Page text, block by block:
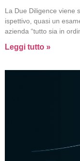
La Due Diligence viene
ispettivo, quasi un
azienda “tutto sia in
Leggi tutto »